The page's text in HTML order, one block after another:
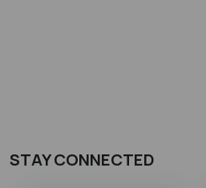
STAY CONNECTED